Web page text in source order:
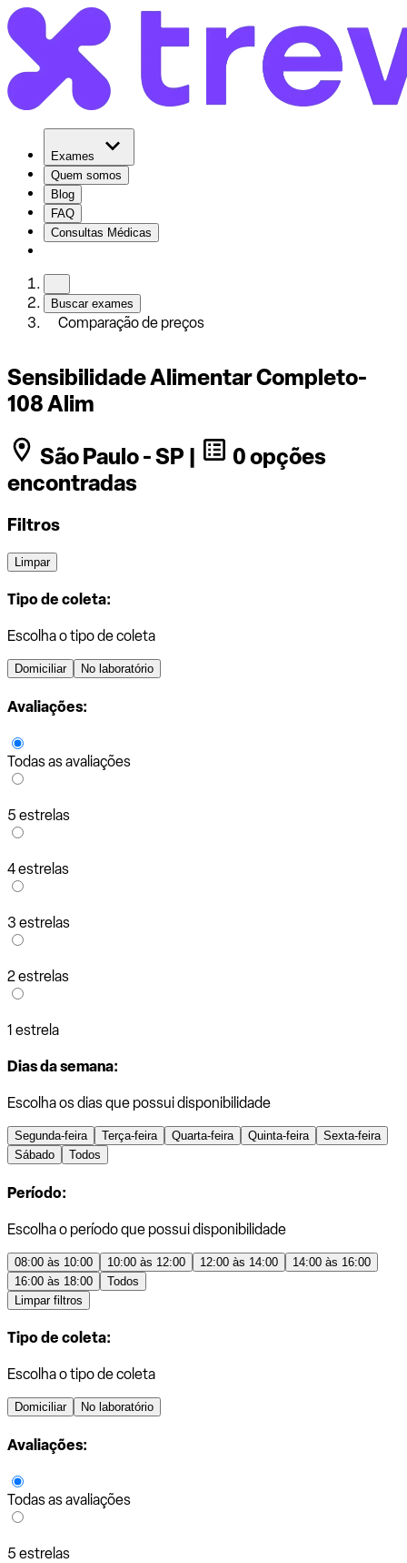
Exames
Quem somos
Blog
FAQ
Consultas Médicas
Buscar exames
Comparação de preços
Sensibilidade Alimentar Completo-
108 Alim
São Paulo - SP |
0 opções
encontradas
Filtros
Limpar
Tipo de coleta:
Escolha o tipo de coleta
Domiciliar No laboratório
Avaliações:
Todas as avaliações
5 estrelas
4 estrelas
3 estrelas
2 estrelas
1 estrela
Dias da semana:
Escolha os dias que possui disponibilidade
Segunda-feira Terça-feira Quarta-feira Quinta-feira
Sexta-feira
Sábado
Todos
Período:
Escolha o período que possui disponibilidade
08:00 às 10:00 10:00 às 12:00 12:00 às 14:00
14:00 às 16:00
16:00 às 18:00
Todos
Limpar filtros
Tipo de coleta:
Escolha o tipo de coleta
Domiciliar No laboratório
Avaliações:
Todas as avaliações
5 estrelas